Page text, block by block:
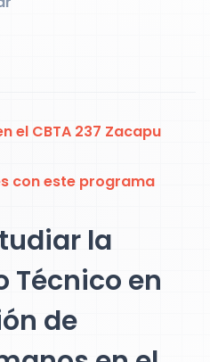
el CBTA 237 Zacapu
con este programa
la
Técnico en
de